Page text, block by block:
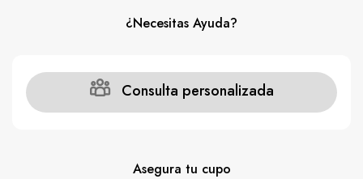
¿Necesitas Ayuda?
Consulta personalizada
Asegura tu cupo